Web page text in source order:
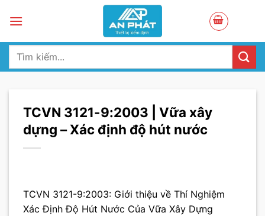
Tìm
TCVN 3121-9:2003 | Vữa xây
dựng – Xác định độ hút nước
TCVN 3121-9:2003: Giới thiệu về Thí Nghiệm
Xác Định Độ Hút Nước Của Vữa Xây Dựng